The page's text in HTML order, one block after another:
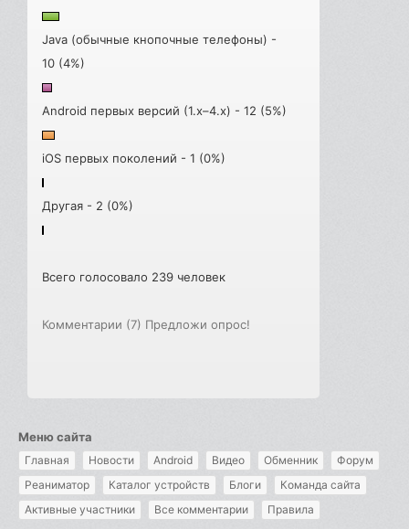
Java (обычные кнопочные телефоны) -
10 (4%)
Android первых версий (1.x–4.x) - 12 (5%)
iOS первых поколений - 1 (0%)
Другая - 2 (0%)
Всего голосовало 239 человек
Комментарии (7) Предложи опрос!
Меню сайта
Главная Новости Android Видео Обменник
Форум
Реаниматор
Каталог устройств Блоги
Команда сайта
Активные участники
Все комментарии Правила